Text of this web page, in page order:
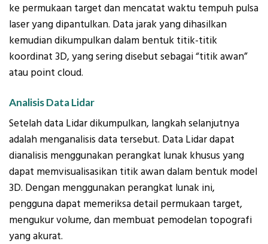
ke permukaan target dan mencatat waktu tempuh pulsa
laser yang dipantulkan. Data jarak yang dihasilkan
kemudian dikumpulkan dalam bentuk titik-titik
koordinat 3D, yang sering disebut sebagai “titik awan”
atau point cloud.
Analisis Data Lidar
Setelah data Lidar dikumpulkan, langkah selanjutnya
adalah menganalisis data tersebut. Data Lidar dapat
dianalisis menggunakan perangkat lunak khusus yang
dapat memvisualisasikan titik awan dalam bentuk model
3D. Dengan menggunakan perangkat lunak ini,
pengguna dapat memeriksa detail permukaan target,
mengukur volume, dan membuat pemodelan topografi
yang akurat.